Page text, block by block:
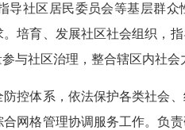
导社区居民委员会等基层群
培育、发展社区社会组织，
与社区治理，整合辖区内社会
控体系，依法保护各类社会
网格管理协调服务工作。负